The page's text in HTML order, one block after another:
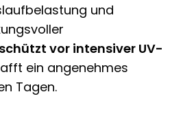
und
schützt vor intensiver UV-
ein angenehmes
Tagen.